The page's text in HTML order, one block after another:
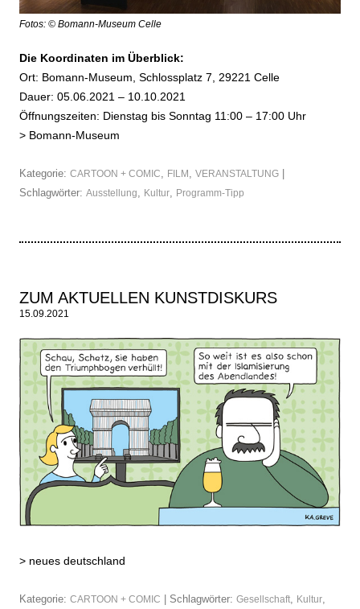
Fotos: © Bomann-Museum Celle
Die Koordinaten im Überblick:
Ort: Bomann-Museum, Schlossplatz 7, 29221 Celle
Dauer: 05.06.2021 – 10.10.2021
Öffnungszeiten: Dienstag bis Sonntag 11:00 – 17:00 Uhr
> Bomann-Museum
Kategorie: CARTOON + COMIC, FILM , VERANSTALTUNG
Schlagwörter: Ausstellung, Kultur, Programm-Tipp
ZUM AKTUELLEN KUNSTDISKURS
15.09.2021
> neues deutschland
Kategorie: CARTOON + COMIC | Schlagwörter: Gesellschaft, Kultur,